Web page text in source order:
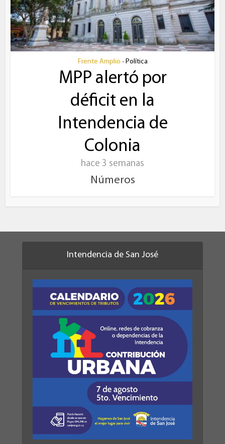
Frente Amplio • Política
MPP alertó por
déficit en la
Intendencia de
Colonia
hace 3 semanas
Números
Intendencia de San José